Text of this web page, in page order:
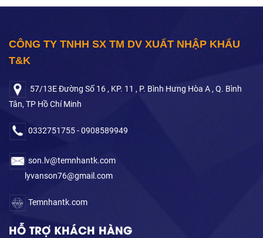
CÔNG TY TNHH SX TM DV XUẤT NHẬP KHẨU
T&K
57/13E Đường Số 16 , KP. 11 , P. Bình Hưng Hòa A , Q. Bình
Tân, TP Hồ Chí Minh
0332751755 - 0908589949
son.lv@temnhantk.com
lyvanson76@gmail.com
Temnhantk.com
HỖ TRỢ KHÁCH HÀNG